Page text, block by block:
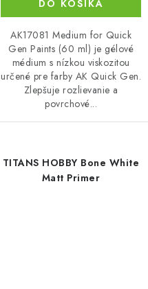
DO KOŠÍKA
AK17081 Medium for Quick
Gen Paints (60 ml) je gélové
médium s nízkou viskozitou
určené pre farby AK Quick Gen.
Zlepšuje rozlievanie a
povrchové...
TITANS HOBBY Bone White
Matt Primer